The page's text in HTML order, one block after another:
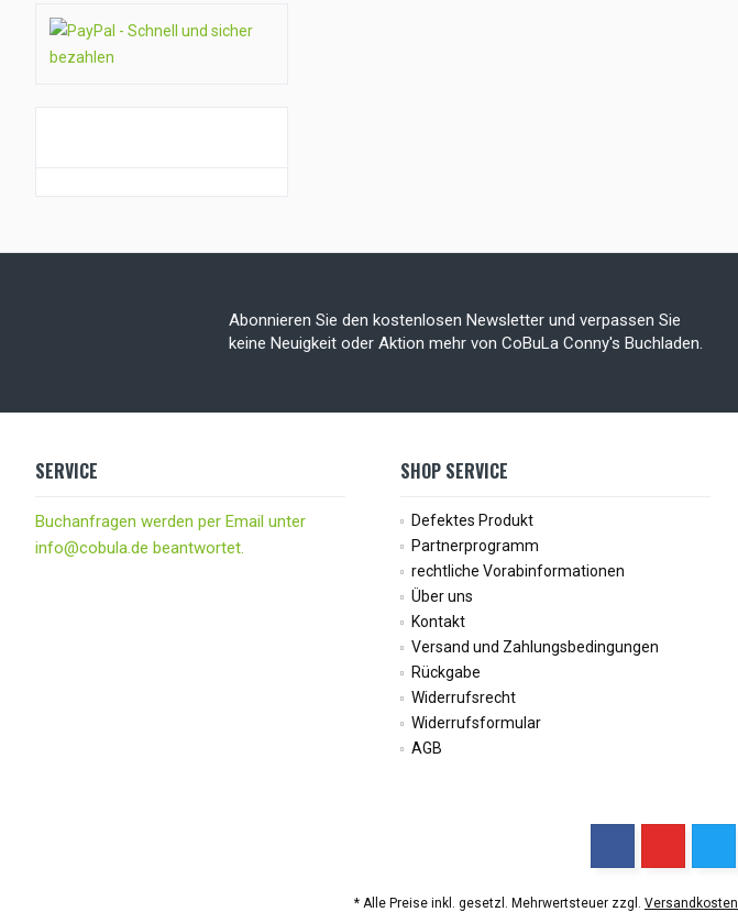
Abonnieren Sie den kostenlosen Newsletter und verpassen Sie
keine Neuigkeit oder Aktion mehr von CoBuLa Conny's Buchladen.
SERVICE
Buchanfragen werden per Email unter
info@cobula.de beantwortet.
SHOP SERVICE
Defektes Produkt
Partnerprogramm
rechtliche Vorabinformationen
Über uns
Kontakt
Versand und Zahlungsbedingungen
Rückgabe
Widerrufsrecht
Widerrufsformular
AGB
* Alle Preise inkl. gesetzl. Mehrwertsteuer zzgl. Versandkosten